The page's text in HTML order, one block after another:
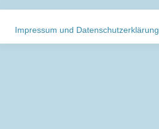
Impressum und Datenschutzerklärung